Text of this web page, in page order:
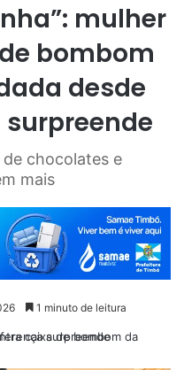
mulher
bombom
desde
surpreende
chocolates e
mais
1 minuto de leitura